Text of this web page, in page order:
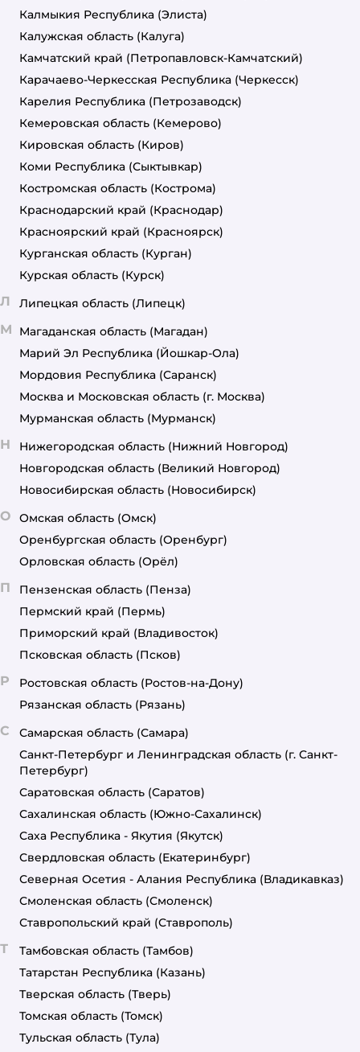
Калмыкия Республика (Элиста)
Калужская область (Калуга)
Камчатский край (Петропавловск-Камчатский)
Карачаево-Черкесская Республика (Черкесск)
Карелия Республика (Петрозаводск)
Кемеровская область (Кемерово)
Кировская область (Киров)
Коми Республика (Сыктывкар)
Костромская область (Кострома)
Краснодарский край (Краснодар)
Красноярский край (Красноярск)
Курганская область (Курган)
Курская область (Курск)
Л Липецкая область (Липецк)
М Магаданская область (Магадан)
Марий Эл Республика (Йошкар-Ола)
Мордовия Республика (Саранск)
Москва и Московская область (г. Москва)
Мурманская область (Мурманск)
Н Нижегородская область (Нижний Новгород)
Новгородская область (Великий Новгород)
Новосибирская область (Новосибирск)
О Омская область (Омск)
Оренбургская область (Оренбург)
Орловская область (Орёл)
П Пензенская область (Пенза)
Пермский край (Пермь)
Приморский край (Владивосток)
Псковская область (Псков)
Р Ростовская область (Ростов-на-Дону)
Рязанская область (Рязань)
С Самарская область (Самара)
Санкт-Петербург и Ленинградская область (г. Санкт-
Петербург)
Саратовская область (Саратов)
Сахалинская область (Южно-Сахалинск)
Саха Республика - Якутия (Якутск)
Свердловская область (Екатеринбург)
Северная Осетия - Алания Республика (Владикавказ)
Смоленская область (Смоленск)
Ставропольский край (Ставрополь)
Т Тамбовская область (Тамбов)
Татарстан Республика (Казань)
Тверская область (Тверь)
Томская область (Томск)
Тульская область (Тула)